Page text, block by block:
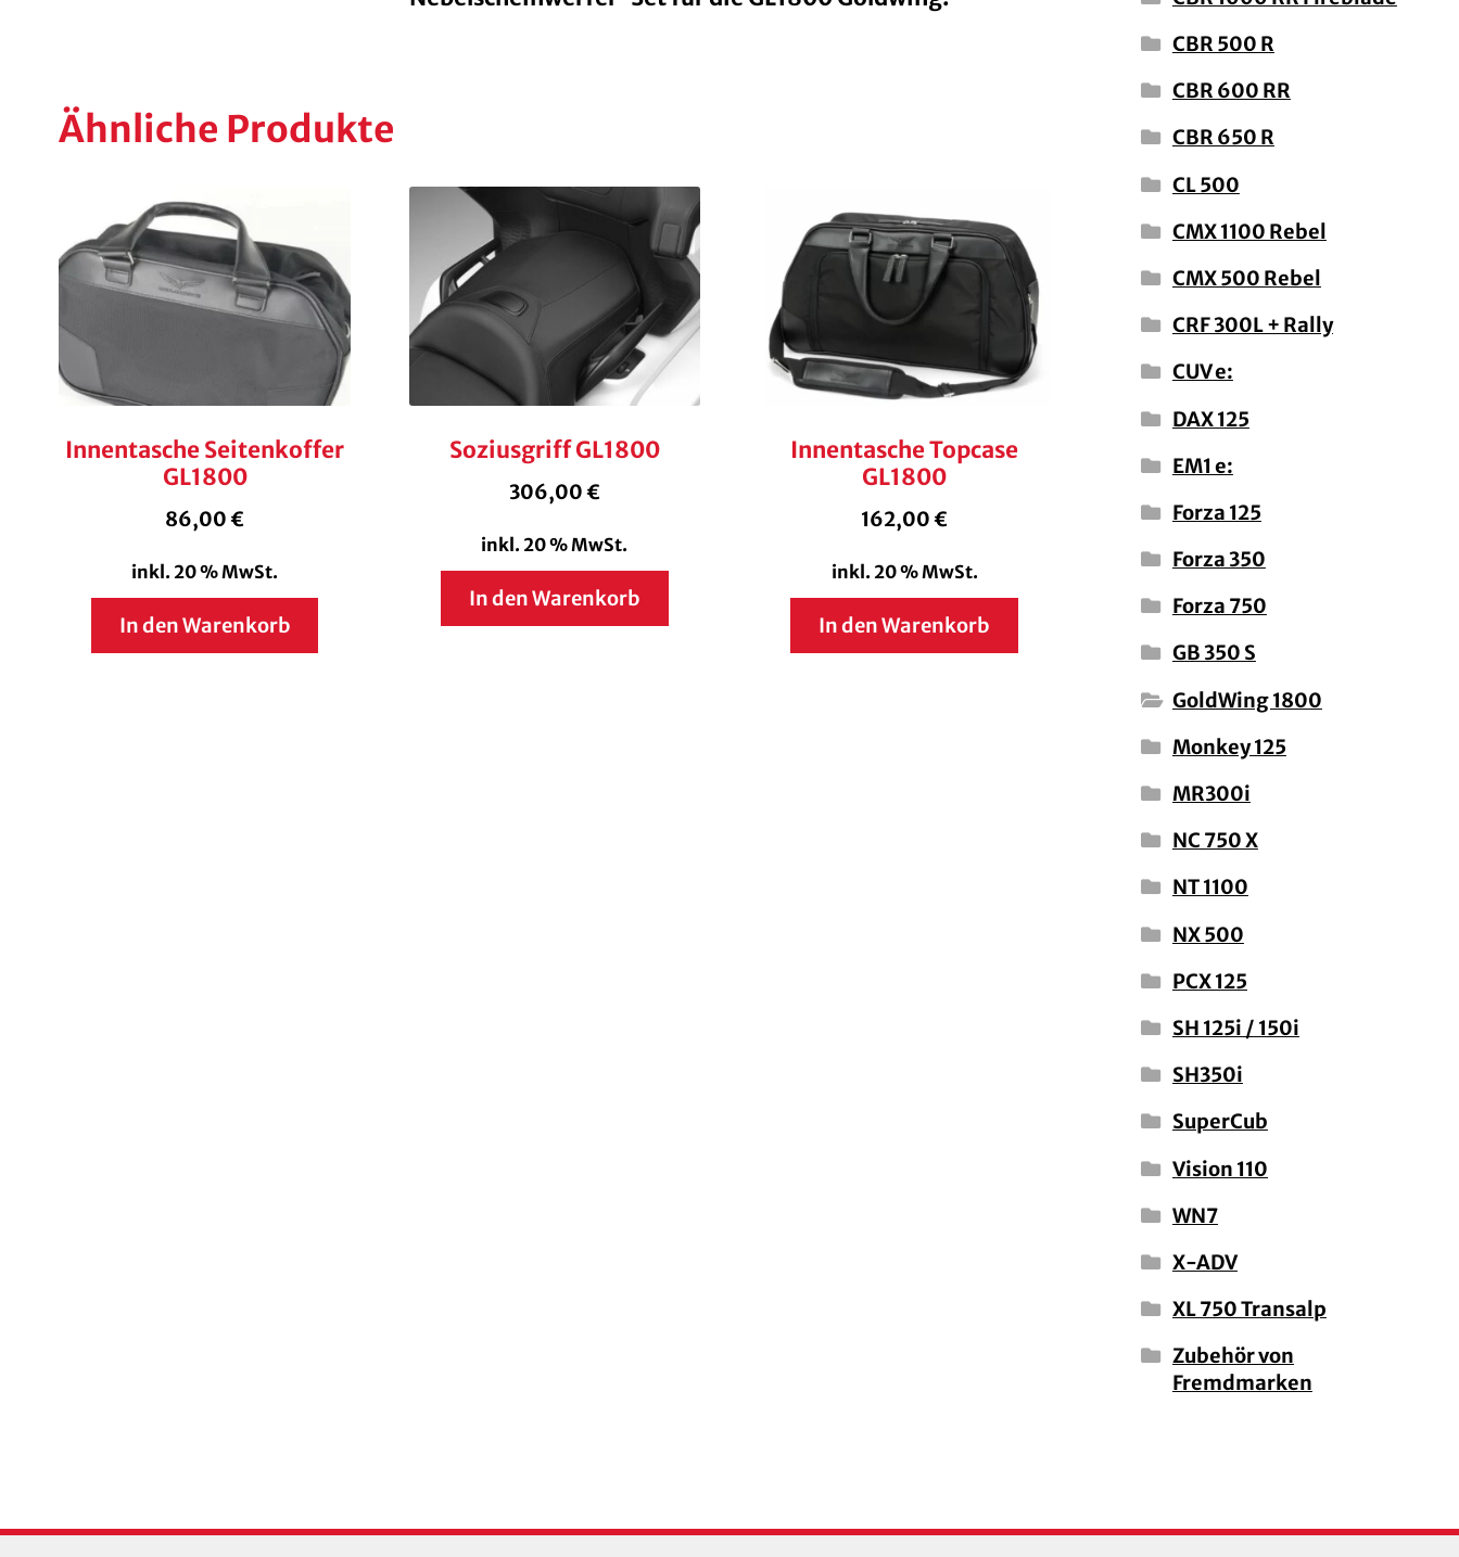
Ähnliche Produkte
Innentasche Seitenkoffer
GL1800
86,00€
inkl. 20 % MwSt.
In den Warenkorb
Soziusgriff GL1800
306,00€
inkl. 20 % MwSt.
In den Warenkorb
Innentasche Topcase
GL1800
162,00€
inkl. 20 % MwSt.
In den Warenkorb
CBR 500 R
CBR 600 RR
CBR 650 R
CL 500
CMX 1100 Rebel
CMX 500 Rebel
CRF 300L + Rally
CUV e:
DAX 125
EM1 e:
Forza 125
Forza 350
Forza 750
GB 350 S
GoldWing 1800
Monkey 125
MR300i
NC 750 X
NT 1100
NX 500
PCX 125
SH 125i / 150i
SH350i
SuperCub
Vision 110
WN7
X-ADV
XL 750 Transalp
Zubehör von
Fremdmarken